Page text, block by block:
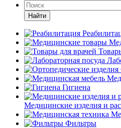
Найти
Гигиена
Медицинские изделия и
Фильтры